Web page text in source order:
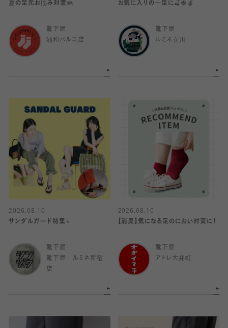
夏の足元お悩み対策🪼
靴下屋
浦和パルコ店
お気に入りの一足に🍒🍓🍎
靴下屋
ルミネ立川
2026.08.10
サンダルガード特集⭐️
靴下屋
靴下屋 ルミネ新宿
店
2026.08.10
【消臭】気になる足のにおい対策に！
靴下屋
アトレ大井町